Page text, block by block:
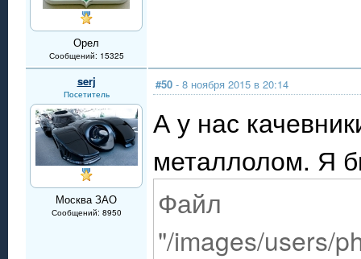
Орел
Сообщений: 15325
serj
Посетитель
Москва ЗАО
Сообщений: 8950
#50 - 8 ноября 2015 в 20:14
А у нас
металлолом. Я
Файл
"/images/users/